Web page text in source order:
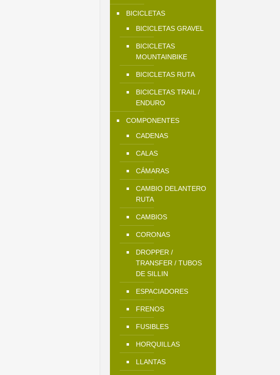
BICICLETAS
BICICLETAS GRAVEL
BICICLETAS
MOUNTAINBIKE
BICICLETAS RUTA
BICICLETAS TRAIL /
ENDURO
COMPONENTES
CADENAS
CALAS
CÁMARAS
CAMBIO DELANTERO
RUTA
CAMBIOS
CORONAS
DROPPER /
TRANSFER / TUBOS
DE SILLIN
ESPACIADORES
FRENOS
FUSIBLES
HORQUILLAS
LLANTAS